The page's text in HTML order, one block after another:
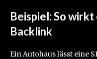
Beispiel: So
Backlink
Ein Autohaus lässt eine